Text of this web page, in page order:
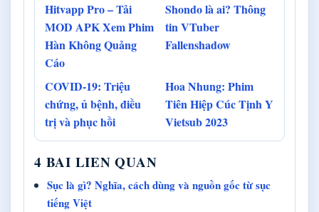
Hitvapp Pro – Tải
MOD APK Xem Phim
Hàn Không Quảng
Cáo
Shondo là ai? Thông
tin VTuber
Fallenshadow
COVID-19: Triệu
chứng, ủ bệnh, điều
trị và phục hồi
Hoa Nhung: Phim
Tiên Hiệp Cúc Tịnh Y
Vietsub 2023
4 BAI LIEN QUAN
Sục là gì? Nghĩa, cách dùng và nguồn gốc từ sục
tiếng Việt